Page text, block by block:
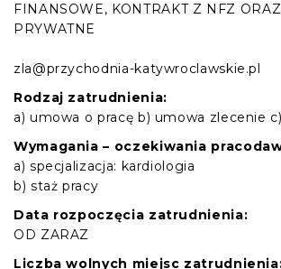
FINANSOWE, KONTRAKT Z NFZ
PRYWATNE
zla@przychodnia-katywroclawskie.pl
Rodzaj zatrudnienia:
a) umowa o pracę b) umowa zlecenie
Wymagania – oczekiwania
a) specjalizacja: kardiologia
b) staż pracy
Data rozpoczęcia zatrudnienia:
OD ZARAZ
Liczba wolnych miejsc